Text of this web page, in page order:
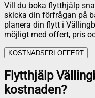
Vill du boka flytthjälp
skicka din förfrågan på
planera din flytt i
möjligt med offert, pris
KOSTNADSFRI OFFERT
Flytthjälp
kostnaden?